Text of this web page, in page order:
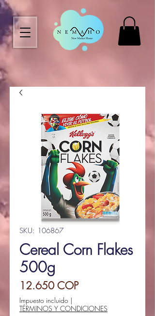
SKU: 106867
Cereal Corn Flakes
500g
12.650 COPPrecio
Impuesto incluido |
TÉRMINOS Y CONDICIONES